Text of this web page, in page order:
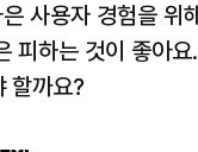
사용자 경험을 위
피하는 것이 좋아
할까요?